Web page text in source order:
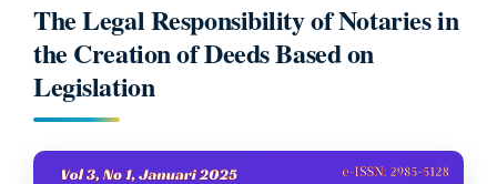
The Legal Responsibility of Notaries in
the Creation of Deeds Based on
Legislation
Article